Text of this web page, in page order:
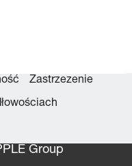
Zastrzezenie
Group